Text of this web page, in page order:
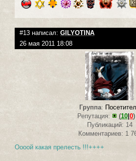
#13 написал: GILYOTINA
26 мая 2011 18:08
Группа:
Репутация:
(10|0)
Публикаций: 14
Комментариев: 1
Оооой какая прелесть !!!++++